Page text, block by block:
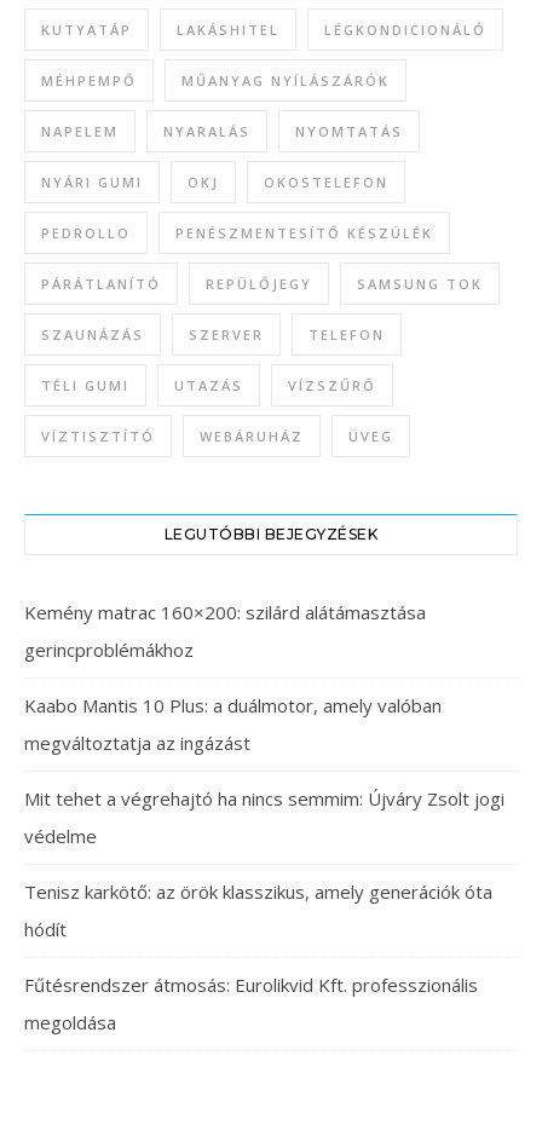
KUTYATÁP LAKÁSHITEL LÉGKONDICIONÁLÓ
MÉHPEMPŐ MŰANYAG NYÍLÁSZÁRÓK
NAPELEM NYARALÁS NYOMTATÁS
NYÁRI GUMI OKJ OKOSTELEFON
PEDROLLO PENÉSZMENTESÍTŐ KÉSZÜLÉK
PÁRÁTLANÍTÓ REPÜLŐJEGY SAMSUNG TOK
SZAUNÁZÁS SZERVER TELEFON
TÉLI GUMI UTAZÁS VÍZSZŰRŐ
VÍZTISZTÍTÓ WEBÁRUHÁZ ÜVEG
LEGUTÓBBI BEJEGYZÉSEK
Kemény matrac 160×200: szilárd alátámasztása
gerincproblémákhoz
Kaabo Mantis 10 Plus: a duálmotor, amely valóban
megváltoztatja az ingázást
Mit tehet a végrehajtó ha nincs semmim: Újváry Zsolt jogi
védelme
Tenisz karkötő: az örök klasszikus, amely generációk óta
hódít
Fűtésrendszer átmosás: Eurolikvid Kft. professzionális
megoldása